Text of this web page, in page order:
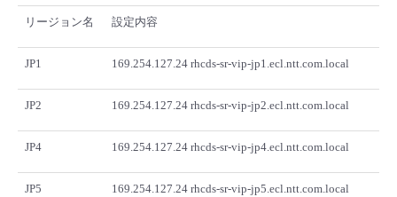
リージョン名 設定内容
JP1 169.254.127.24 rhcds-sr-vip-jp1.ecl.ntt.com.local
JP2 169.254.127.24 rhcds-sr-vip-jp2.ecl.ntt.com.local
JP4 169.254.127.24 rhcds-sr-vip-jp4.ecl.ntt.com.local
JP5 169.254.127.24 rhcds-sr-vip-jp5.ecl.ntt.com.local